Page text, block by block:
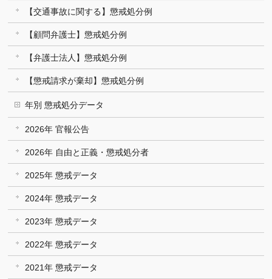
【交通事故に関する】懲戒処分例
【顧問弁護士】懲戒処分例
【弁護士法人】懲戒処分例
【懲戒請求が棄却】懲戒処分例
年別 懲戒処分データ
2026年 官報公告
2026年 自由と正義・懲戒処分者
2025年 懲戒データ
2024年 懲戒データ
2023年 懲戒データ
2022年 懲戒データ
2021年 懲戒データ